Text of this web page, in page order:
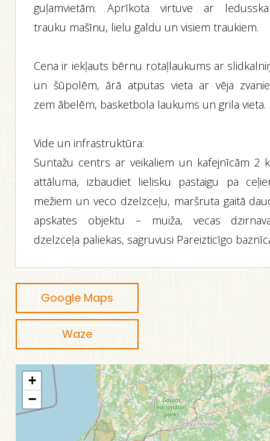
guļamvietām. Aprīkota virtuve ar
trauku mašīnu, lielu galdu un visiem traukiem.
Cena ir iekļauts bērnu rotaļlaukums ar
un šūpolēm, ārā atputas vieta ar vēja
zem ābelēm, basketbola laukums un grila vieta.
Vide un infrastruktūra:
Suntažu centrs ar veikaliem un kafejnīcām 2
attāluma, izbaudiet lielisku pastaigu pa
mežiem un veco dzelzceļu, maršruta gaitā
apskates objektu – muiža, vecas
dzelzceļa paliekas, sagruvusi Pareizticīgo
Google Maps
Waze
+
−